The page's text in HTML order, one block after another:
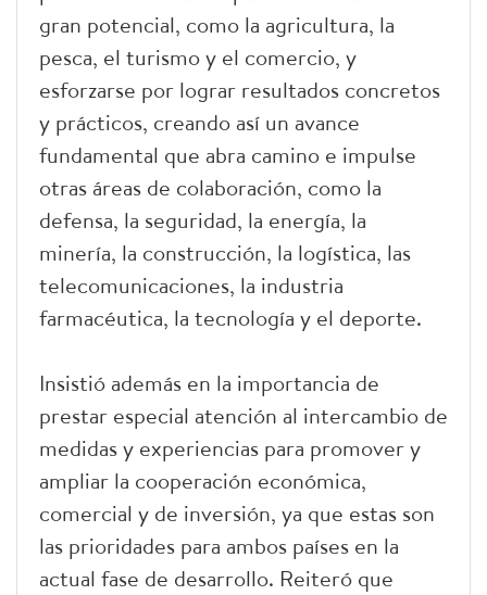
gran potencial, como la agricultura, la
pesca, el turismo y el comercio, y
esforzarse por lograr resultados concretos
y prácticos, creando así un avance
fundamental que abra camino e impulse
otras áreas de colaboración, como la
defensa, la seguridad, la energía, la
minería, la construcción, la logística, las
telecomunicaciones, la industria
farmacéutica, la tecnología y el deporte.
Insistió además en la importancia de
prestar especial atención al intercambio de
medidas y experiencias para promover y
ampliar la cooperación económica,
comercial y de inversión, ya que estas son
las prioridades para ambos países en la
actual fase de desarrollo. Reiteró que